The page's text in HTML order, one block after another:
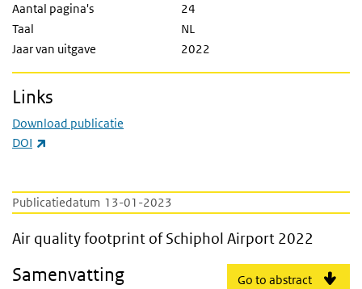
Publicatiedatum 13-01-2023
Air quality footprint of Schiphol Airport
Air quality footprint of Schiphol Airport 2022
Go to abstract
Samenvatting
Aantal pagina's
24
Taal
NL
Jaar van uitgave
2022
Links
Download publicatie
DOI